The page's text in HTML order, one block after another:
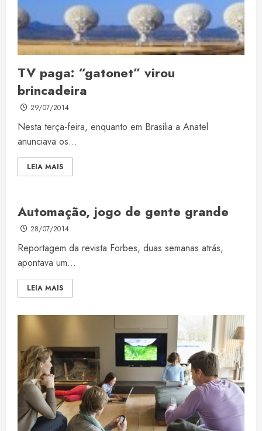
TV paga: “gatonet” virou
brincadeira
29/07/2014
Nesta terça-feira, enquanto em Brasilia a Anatel
anunciava os...
LEIA MAIS
Automação, jogo de gente grande
28/07/2014
Reportagem da revista Forbes, duas semanas atrás,
apontava um...
LEIA MAIS